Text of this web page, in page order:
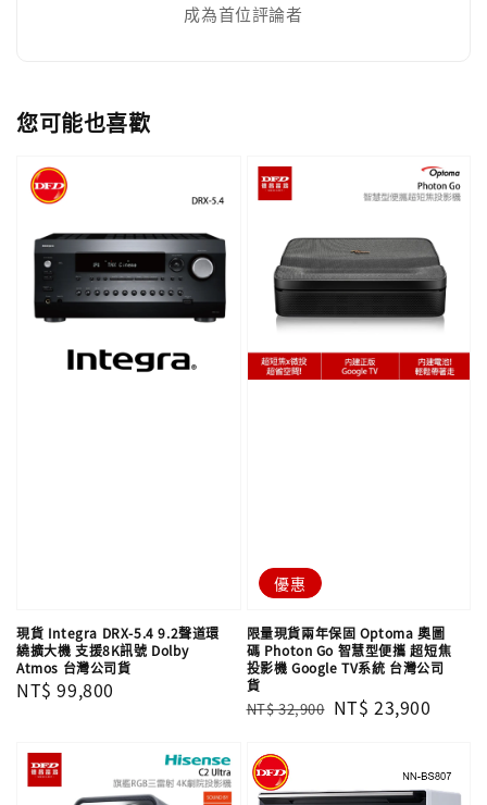
成為首位評論者
您可能也喜歡
現貨 Integra DRX-5.4 9.2聲道環
繞擴大機 支援8K訊號 Dolby
Atmos 台灣公司貨
Regular
NT$ 99,800
優惠
限量現貨兩年保固 Optoma 奧圖
碼 Photon Go 智慧型便攜 超短焦
投影機 Google TV系統 台灣公司
貨
Regular
NT$ 32,900 Sale
NT$ 23,900